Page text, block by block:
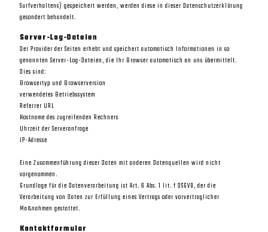
Surfverhaltens) gespeichert werden, werden diese in dieser Datenschutzerklärung
gesondert behandelt.
Server-Log-Dateien
Der Provider der Seiten erhebt und speichert automatisch Informationen in so
genannten Server-Log-Dateien, die Ihr Browser automatisch an uns übermittelt.
Dies sind:
Browsertyp und Browserversion
verwendetes Betriebssystem
Referrer URL
Hostname des zugreifenden Rechners
Uhrzeit der Serveranfrage
IP-Adresse
Eine Zusammenführung dieser Daten mit anderen Datenquellen wird nicht
vorgenommen.
Grundlage für die Datenverarbeitung ist Art. 6 Abs. 1 lit. f DSGVO, der die
Verarbeitung von Daten zur Erfüllung eines Vertrags oder vorvertraglicher
Maßnahmen gestattet.
Kontaktformular